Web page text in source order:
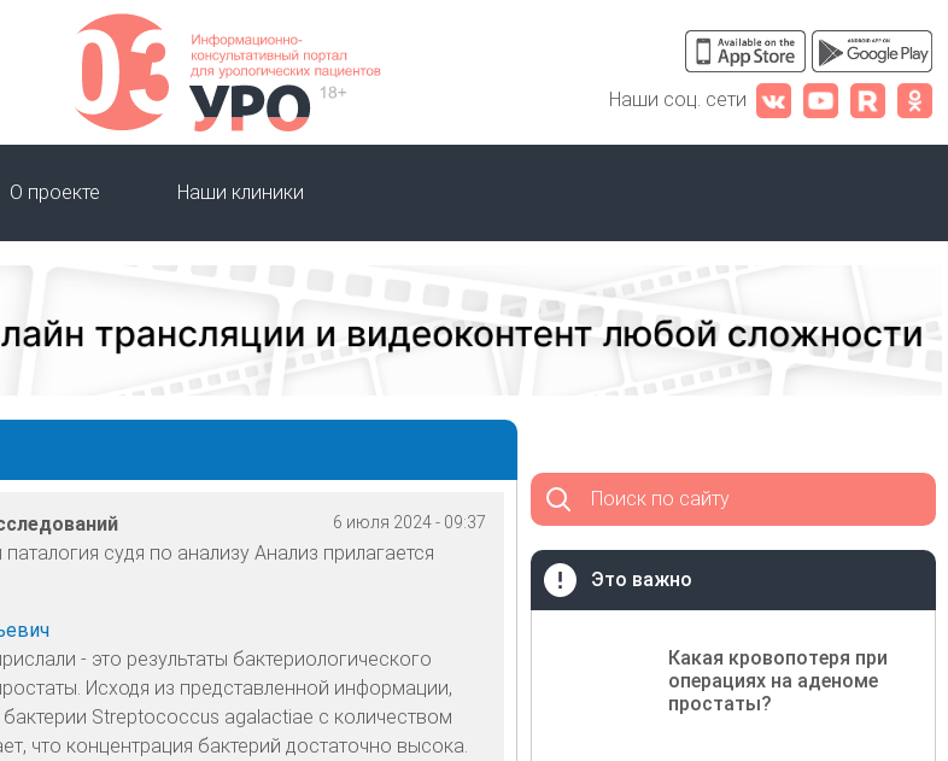
Наши соц. сети
О проекте Наши клиники
6 июля 2024 - 09:37
судя по анализу Анализ прилагается
- это результаты бактериологического
Исходя из представленной информации,
Streptococcus agalactiae с количеством
что концентрация бактерий достаточно высока.
Поиск по сайту
Это важно
Какая кровопотеря при
операциях на аденоме
простаты?